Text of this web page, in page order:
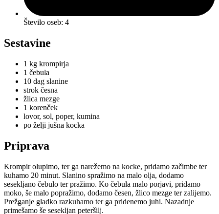
Število oseb: 4
Sestavine
1 kg krompirja
1 čebula
10 dag slanine
strok česna
žlica mezge
1 korenček
lovor, sol, poper, kumina
po želji jušna kocka
Priprava
Krompir olupimo, ter ga narežemo na kocke, pridamo začimbe ter
kuhamo 20 minut. Slanino spražimo na malo olja, dodamo
sesekljano čebulo ter pražimo. Ko čebula malo porjavi, pridamo
moko, še malo popražimo, dodamo česen, žlico mezge ter zalijemo.
Prežganje gladko razkuhamo ter ga pridenemo juhi. Nazadnje
primešamo še sesekljan peteršilj.